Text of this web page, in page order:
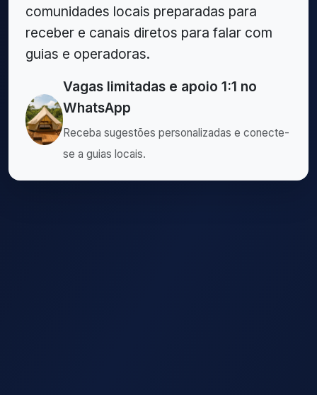
comunidades locais preparadas para
receber e canais diretos para falar com
guias e operadoras.
Vagas limitadas e apoio 1:1 no
WhatsApp
Receba sugestões personalizadas e conecte-
se a guias locais.